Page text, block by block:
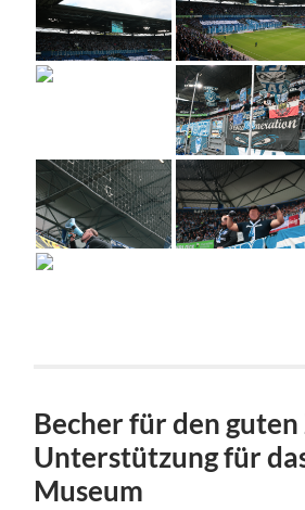
Becher für den guten
Unterstützung für
Museum